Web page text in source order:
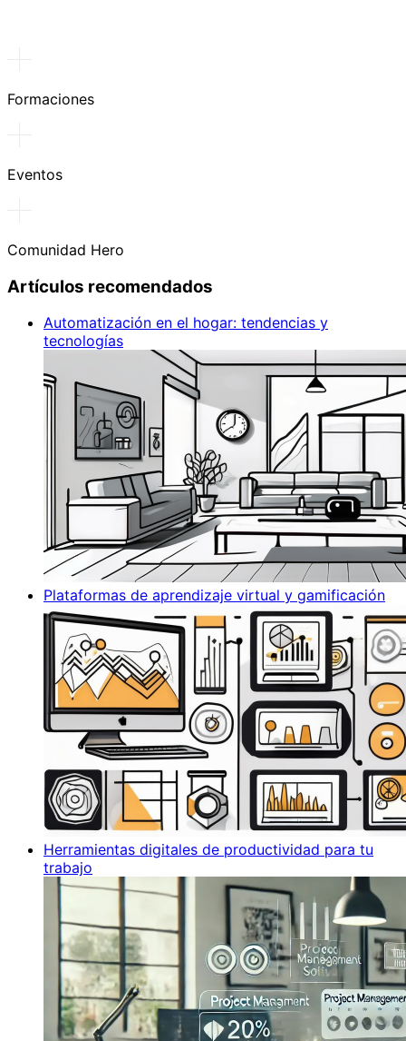
Formaciones
Eventos
Comunidad Hero
Artículos recomendados
Automatización en el hogar: tendencias y
tecnologías
Plataformas de aprendizaje virtual y gamificación
Herramientas digitales de productividad para tu
trabajo